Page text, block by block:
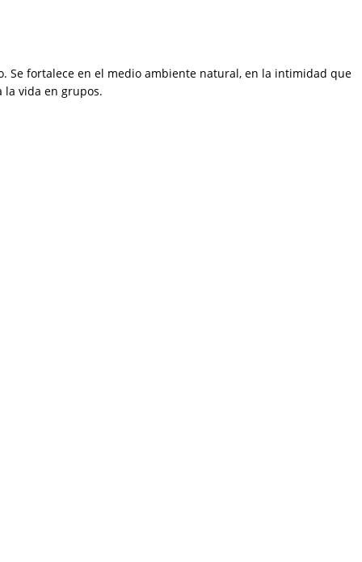
Se fortalece en el medio ambiente natural, en la intimidad que
la vida en grupos.